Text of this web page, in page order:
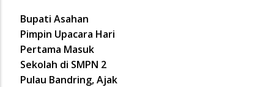
Bupati Asahan
Pimpin Upacara Hari
Pertama Masuk
Sekolah di SMPN 2
Pulau Bandring, Ajak